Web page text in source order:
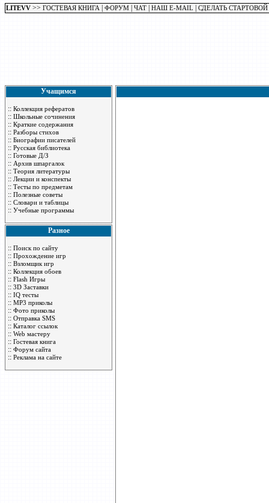
LITEVV >> ГОСТЕВАЯ КНИГА ФОРУМ ЧАТ НАШ E-MAIL СДЕЛАТЬ СТАРТОВОЙ
Учащимся
:: Коллекция рефератов
:: Школьные сочинения
:: Краткие содержания
:: Разборы стихов
:: Биографии писателей
:: Русская библиотека
:: Готовые Д/З
:: Архив шпаргалок
:: Теория литературы
:: Лекции и конспекты
:: Тесты по предметам
:: Полезные советы
:: Словари и таблицы
:: Учебные программы
Разное
:: Поиск по сайту
:: Прохождение игр
:: Взломщик игр
:: Коллекция обоев
:: Flash Игры
:: 3D Заставки
:: IQ тесты
:: MP3 приколы
:: Фото приколы
:: Отправка SMS
:: Каталог ссылок
:: Web мастеру
:: Гостевая книга
:: Форум сайта
:: Реклама на сайте